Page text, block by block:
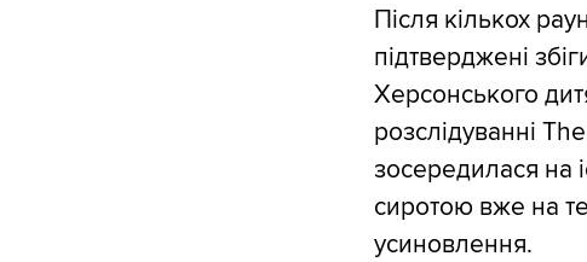
Після кількох
підтверджені
Херсонського
розслідуванні
зосередилася на
сиротою вже на
усиновлення.